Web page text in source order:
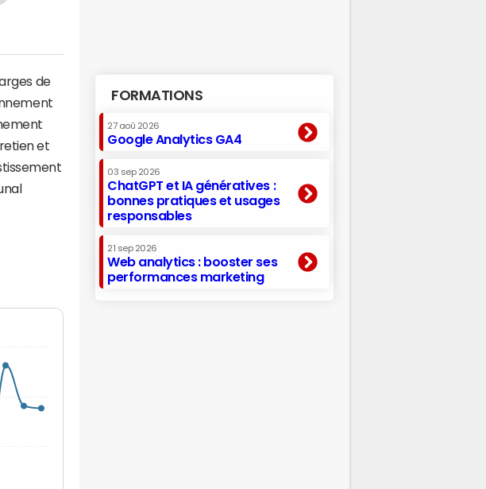
de
et
FORMATIONS
27 aoû 2026
Google Analytics GA4
03 sep 2026
ChatGPT et IA génératives :
bonnes pratiques et usages
responsables
21 sep 2026
Web analytics : booster ses
performances marketing